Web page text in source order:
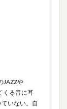
JAZZや
くる音に耳
いない。自